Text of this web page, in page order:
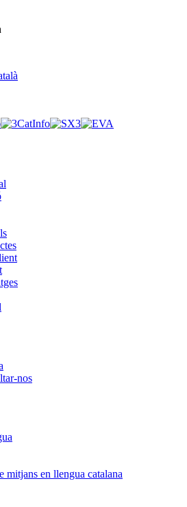
nos
mitjans en llengua catalana